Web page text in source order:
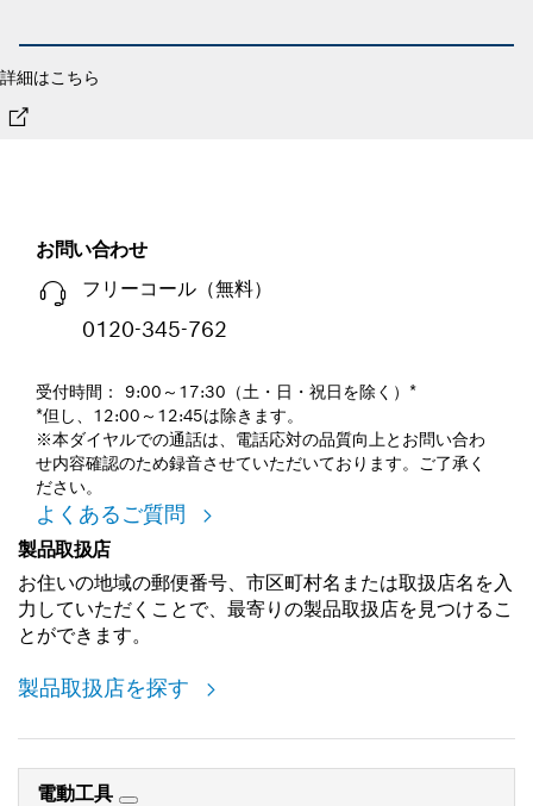
詳細はこちら
お問い合わせ
フリーコール（無料）
0120-345-762
受付時間： 9:00～17:30（土・日・祝日を除く）*
*但し、12:00～12:45は除きます。
※本ダイヤルでの通話は、電話応対の品質向上とお問い合わ
せ内容確認のため録音させていただいております。ご了承く
ださい。
よくあるご質問
製品取扱店
お住いの地域の郵便番号、市区町村名または取扱店名を入
力していただくことで、最寄りの製品取扱店を見つけるこ
とができます。
製品取扱店を探す
電動工具